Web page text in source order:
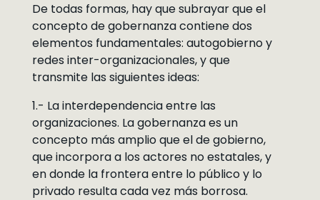
De todas formas, hay que subrayar que el
concepto de gobernanza contiene dos
elementos fundamentales: autogobierno y
redes inter-organizacionales, y que
transmite las siguientes ideas:
1.- La interdependencia entre las
organizaciones. La gobernanza es un
concepto más amplio que el de gobierno,
que incorpora a los actores no estatales, y
en donde la frontera entre lo público y lo
privado resulta cada vez más borrosa.